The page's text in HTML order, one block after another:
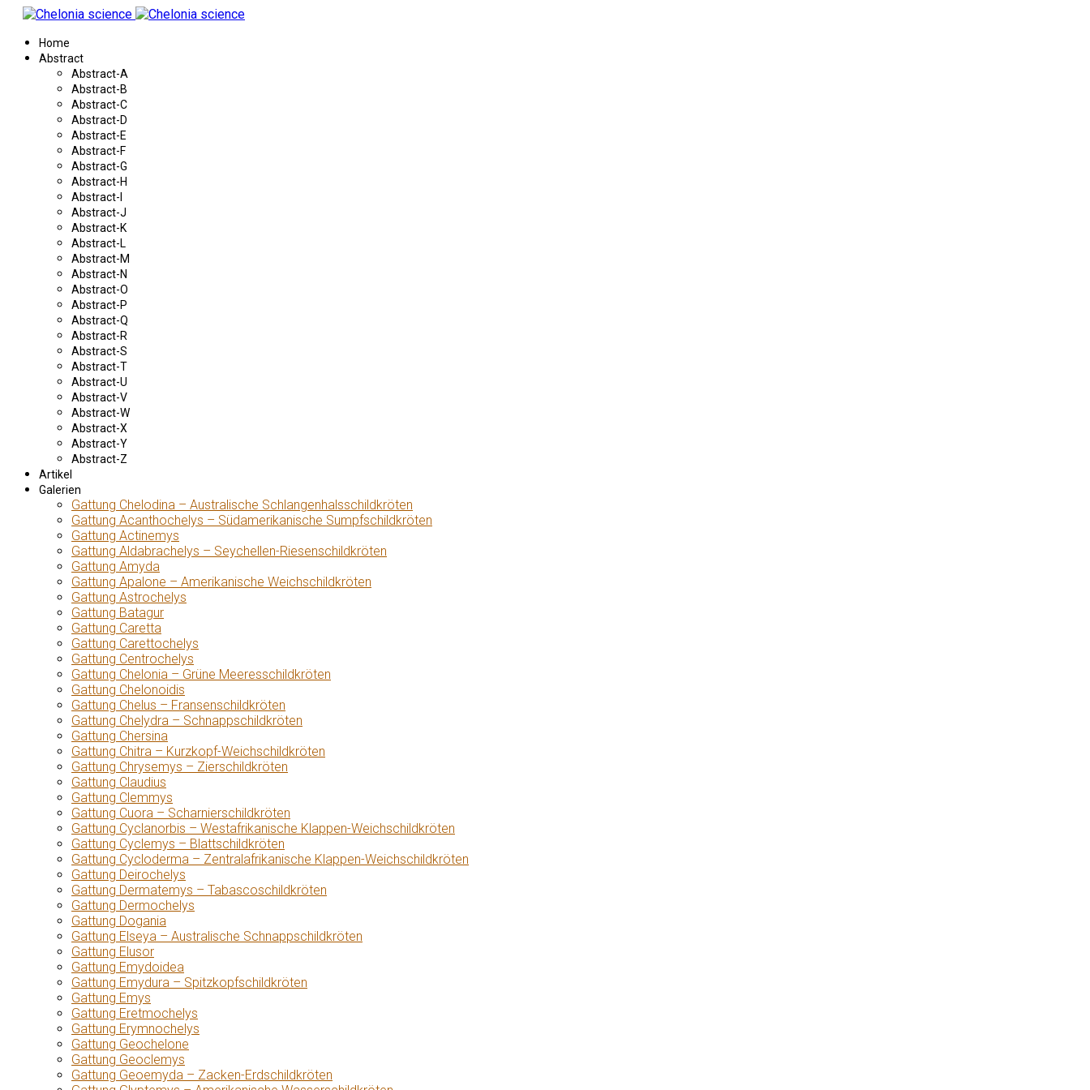
Home
Abstract
Abstract-A
Abstract-B
Abstract-C
Abstract-D
Abstract-E
Abstract-F
Abstract-G
Abstract-H
Abstract-I
Abstract-J
Abstract-K
Abstract-L
Abstract-M
Abstract-N
Abstract-O
Abstract-P
Abstract-Q
Abstract-R
Abstract-S
Abstract-T
Abstract-U
Abstract-V
Abstract-W
Abstract-X
Abstract-Y
Abstract-Z
Artikel
Galerien
Gattung Chelodina – Australische Schlangenhalsschildkröten
Gattung Acanthochelys – Südamerikanische Sumpfschildkröten
Gattung Actinemys
Gattung Aldabrachelys – Seychellen-Riesenschildkröten
Gattung Amyda
Gattung Apalone – Amerikanische Weichschildkröten
Gattung Astrochelys
Gattung Batagur
Gattung Caretta
Gattung Carettochelys
Gattung Centrochelys
Gattung Chelonia – Grüne Meeresschildkröten
Gattung Chelonoidis
Gattung Chelus – Fransenschildkröten
Gattung Chelydra – Schnappschildkröten
Gattung Chersina
Gattung Chitra – Kurzkopf-Weichschildkröten
Gattung Chrysemys – Zierschildkröten
Gattung Claudius
Gattung Clemmys
Gattung Cuora – Scharnierschildkröten
Gattung Cyclanorbis – Westafrikanische Klappen-Weichschildkröten
Gattung Cyclemys – Blattschildkröten
Gattung Cycloderma – Zentralafrikanische Klappen-Weichschildkröten
Gattung Deirochelys
Gattung Dermatemys – Tabascoschildkröten
Gattung Dermochelys
Gattung Dogania
Gattung Elseya – Australische Schnappschildkröten
Gattung Elusor
Gattung Emydoidea
Gattung Emydura – Spitzkopfschildkröten
Gattung Emys
Gattung Eretmochelys
Gattung Erymnochelys
Gattung Geochelone
Gattung Geoclemys
Gattung Geoemyda – Zacken-Erdschildkröten